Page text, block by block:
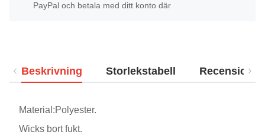
PayPal och betala med ditt konto där
Beskrivning Storlekstabell Recensioner
Material:Polyester.
Wicks bort fukt.